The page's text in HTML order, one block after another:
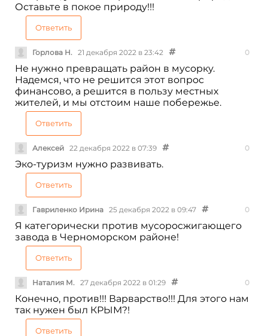
Оставьте в покое природу!!!
Ответить
Горлова Н. 21 декабря 2022 в 23:42 0
Не нужно превращать район в мусорку.
Надемся, что не решится этот вопрос
финансово, а решится в пользу местных
жителей, и мы отстоим наше побережье.
Ответить
Алексей 22 декабря 2022 в 07:39 0
Эко-туризм нужно развивать.
Ответить
Гавриленко Ирина 25 декабря 2022 в 09:47 0
Я категорически против мусоросжигающего
завода в Черноморском районе!
Ответить
Наталия М. 27 декабря 2022 в 01:29 0
Конечно, против!!! Варварство!!! Для этого нам
так нужен был КРЫМ?!
Ответить